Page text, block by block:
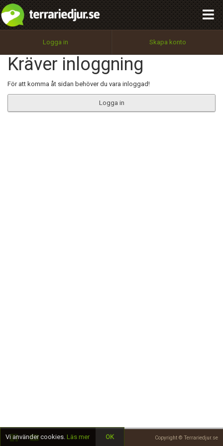
Logga in Skapa konto
Kräver inloggning
För att komma åt sidan behöver du vara inloggad!
Logga in
Copyright © Terrariedjur.se
Utför
100%
OK
integritetspolicy
Namn:
Epost:
Begär nytt lösenord
Tillbaka till förstasidan
Vi använder cookies. Läs mer OK